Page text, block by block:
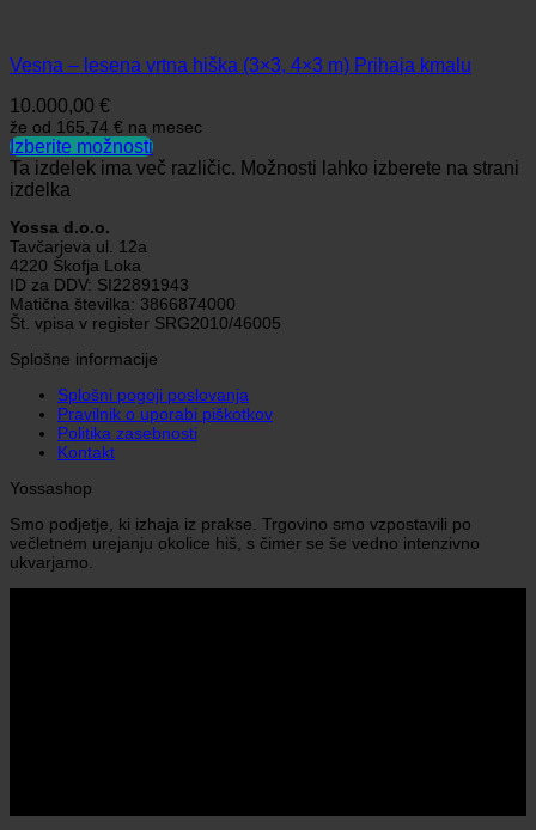
Vesna – lesena vrtna hiška (3×3, 4×3 m) Prihaja kmalu
10.000,00 €
že od 165,74 € na mesec
Izberite možnosti
Ta izdelek ima več različic. Možnosti lahko izberete na strani
izdelka
Yossa d.o.o.
Tavčarjeva ul. 12a
4220 Škofja Loka
ID za DDV: SI22891943
Matična številka: 3866874000
Št. vpisa v register SRG2010/46005
Splošne informacije
Splošni pogoji poslovanja
Pravilnik o uporabi piškotkov
Politika zasebnosti
Kontakt
Yossashop
Smo podjetje, ki izhaja iz prakse. Trgovino smo vzpostavili po
večletnem urejanju okolice hiš, s čimer se še vedno intenzivno
ukvarjamo.